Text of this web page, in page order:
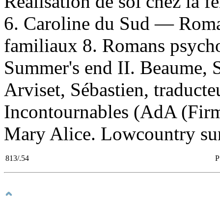
6. Caroline du Sud —
familiaux 8. Romans
Summer's end II.
Arviset, Sébastien,
Incontournables (AdA
Mary Alice. Lowcountry
813/.54